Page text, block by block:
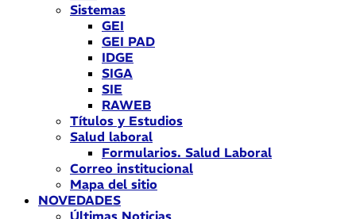
Sistemas
GEI
GEI PAD
IDGE
SIGA
SIE
RAWEB
Títulos y Estudios
Salud laboral
Formularios. Salud Laboral
Correo institucional
Mapa del sitio
NOVEDADES
Últimas Noticias